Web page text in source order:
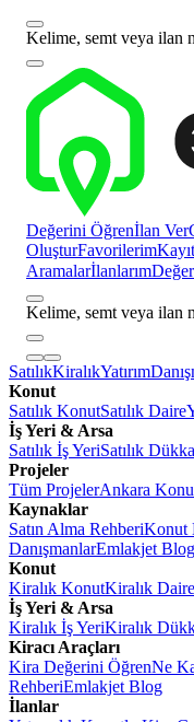
Kelime, semt veya ilan
Değerini Öğrenİlan Ver
OluşturFavorilerim
Aramalarİlanlarım
Kelime, semt veya ilan
SatılıkKiralıkYatırım
Konut
Satılık KonutSatılık Daire
İş Yeri & Arsa
Satılık İş YeriSatılık
Projeler
Tüm ProjelerAnkara
Kaynaklar
Satın Alma RehberiKonut
DanışmanlarEmlakjet Blog
Konut
Kiralık KonutKiralık Daire
İş Yeri & Arsa
Kiralık İş YeriKiralık
Kiracı Araçları
Kira Değerini ÖğrenNe
RehberiEmlakjet Blog
İlanlar